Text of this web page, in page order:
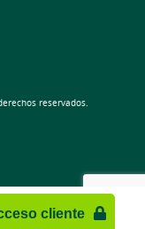
cliente
reservados.